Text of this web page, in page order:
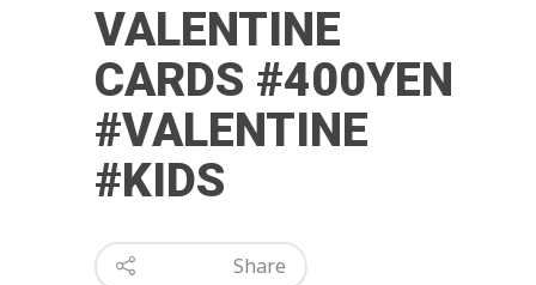
VALENTINE
CARDS #400YEN
#VALENTINE
#KIDS
Share